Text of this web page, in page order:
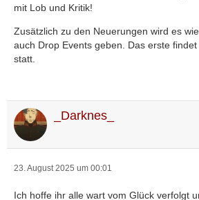
mit Lob und Kritik!
Zusätzlich zu den Neuerungen wird es
auch Drop Events geben. Das erste
statt.
_Darknes_
23. August 2025 um 00:01
Ich hoffe ihr alle wart vom Glück verfolgt